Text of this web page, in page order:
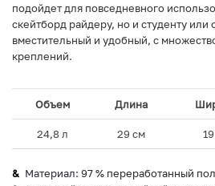
подойдет для повседневного
скейтборд райдеру, но и студенту
вместительный и удобный, с
креплений.
Объем Длина
24,8 л 29 см
Материал: 97 % переработанный